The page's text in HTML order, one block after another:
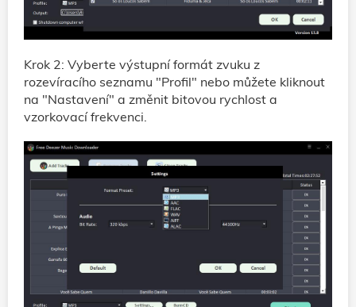
Krok 2: Vyberte výstupní formát zvuku z
rozevíracího seznamu "Profil" nebo můžete kliknout
na "Nastavení" a změnit bitovou rychlost a
vzorkovací frekvenci.